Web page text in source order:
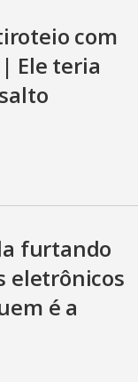
com
Ele teria
furtando
eletrônicos
é a